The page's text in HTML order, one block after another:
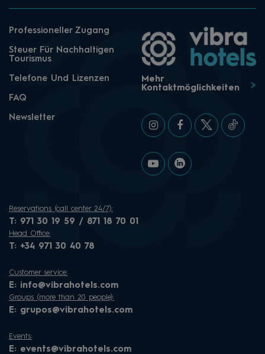
Professioneller Zugang
Steuer Für Nachhaltigen
Tourismus
Telefone Und Lizenzen
FAQ
Newsletter
Mehr
Kontaktmöglichkeiten
Reservations (call center 24/7):
T: 971 30 19 59 / 871 18 70 01
Head Office:
T: +34 971 30 40 78
Customer service:
E: info@vibrahotels.com
Groups (more than 20 people):
E: grupos@vibrahotels.com
Events:
E: events@vibrahotels.com